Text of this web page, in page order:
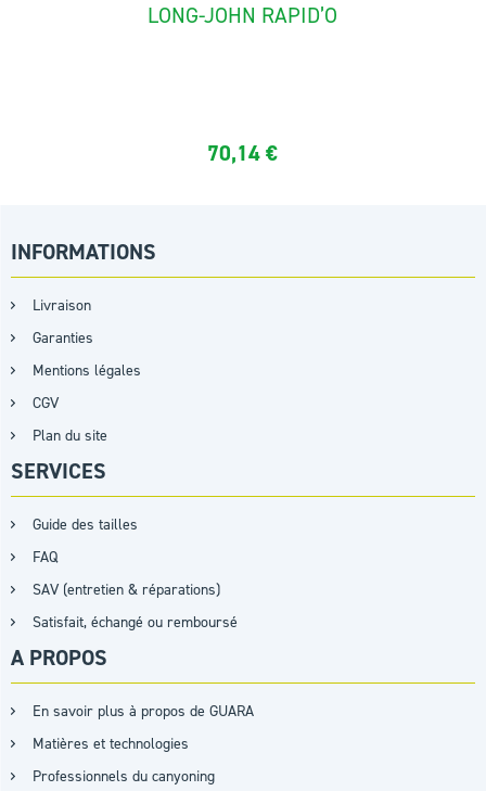
LONG-JOHN RAPID’O
70,14€
INFORMATIONS
Livraison
Garanties
Mentions légales
CGV
Plan du site
SERVICES
Guide des tailles
FAQ
SAV (entretien & réparations)
Satisfait, échangé ou remboursé
A PROPOS
En savoir plus à propos de GUARA
Matières et technologies
Professionnels du canyoning